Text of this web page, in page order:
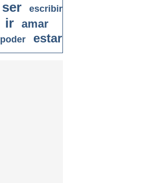
ser escribir
ir amar
poder estar